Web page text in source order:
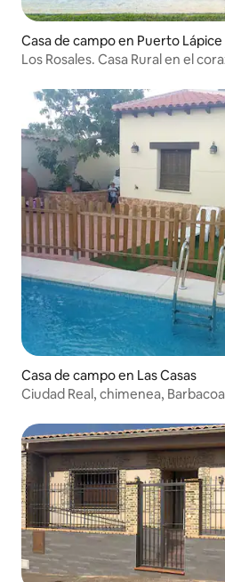
Casa de campo en Puerto Lápice
Los Rosales. Casa Rural en el
Casa de campo en Las Casas
Ciudad Real, chimenea,